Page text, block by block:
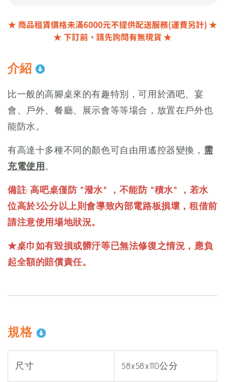
介紹
比一般的高腳桌來的有趣特別，可用於酒吧、宴
會、戶外、餐廳、展示會等等場合，放置在戶外也
能防水。
有高達十多種不同的顏色可自由用遙控器變換， 需
充電使用 。
備註: 高吧桌僅防 "潑水" ，不能防 "積水" ，若水
位高於3公分以上則會導致內部電路板損壞，租借前
請注意使用場地狀況。
★桌巾如有毀損或髒汙等已無法修復之情況，應負
起全額的賠償責任。
規格
尺寸 58x58x110公分